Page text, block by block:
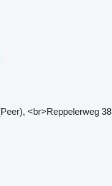
<br>Reppelerweg 38